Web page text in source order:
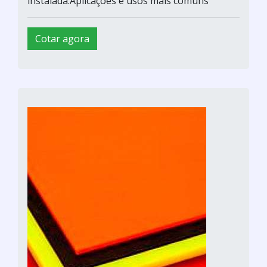
Cotar agora